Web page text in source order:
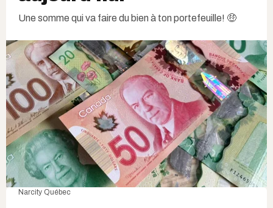
Une somme qui va faire du bien à ton portefeuille! 🤑
Narcity Québec